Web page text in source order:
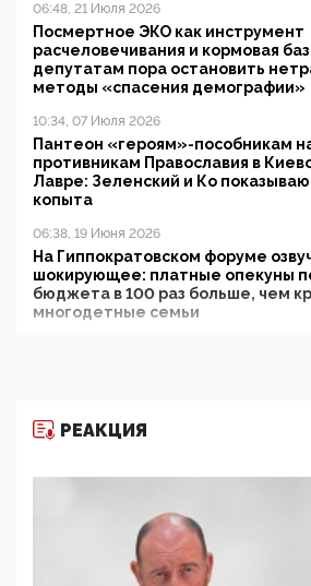
06:48, 21 Июля 2026
Посмертное ЭКО как инструмент
расчеловечивания и кормовая
депутатам пора остановить
методы «спасения демографии»
10:34, 07 Июля 2026
Пантеон «героям»-пособникам
противникам Православия в
Лавре: Зеленский и Ко
копыта
06:38, 19 Июня 2026
На Гиппократовском форуме
шокирующее: платные опекуны
бюджета в 100 раз больше, чем
многодетные семьи
11:53, 09 Июня 2026
деятельность ИИТО ЮНЕСКО в
цифроглобалисты продолжают
повестку в образовании
09:43, 01 Июня 2026
5G за счет здоровья граждан:
РЕАКЦИЯ